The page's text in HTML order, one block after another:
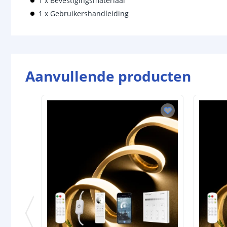
1 x Gebruikershandleiding
Aanvullende producten